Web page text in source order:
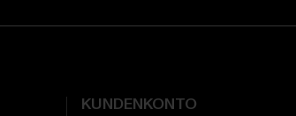
KUNDENKONTO